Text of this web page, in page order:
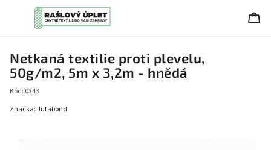
Netkaná textilie proti plevelu,
50g/m2, 5m x 3,2m - hnědá
Kód: 0343
Značka:Jutabond